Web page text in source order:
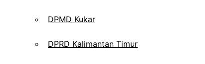
DPMD Kukar
DPRD Kalimantan Timur